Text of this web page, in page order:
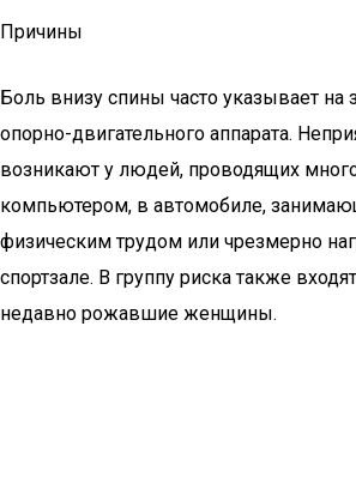
Причины
Боль внизу спины часто указывает на
опорно-двигательного аппарата.
возникают у людей, проводящих
компьютером, в автомобиле,
физическим трудом или чрезмерно
спортзале. В группу риска также
недавно рожавшие женщины.